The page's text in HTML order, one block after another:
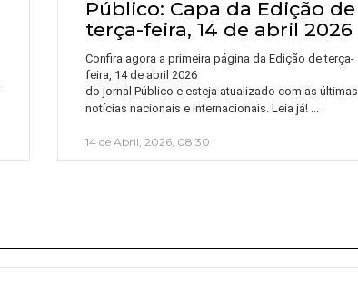
Público: Capa da Edição de
terça-feira, 14 de abril 2026
Confira agora a primeira página da Edição de terça-
feira, 14 de abril 2026
do jornal Público e esteja atualizado com as últimas
notícias nacionais e internacionais. Leia já!
14 de Abril, 2026, 08:30